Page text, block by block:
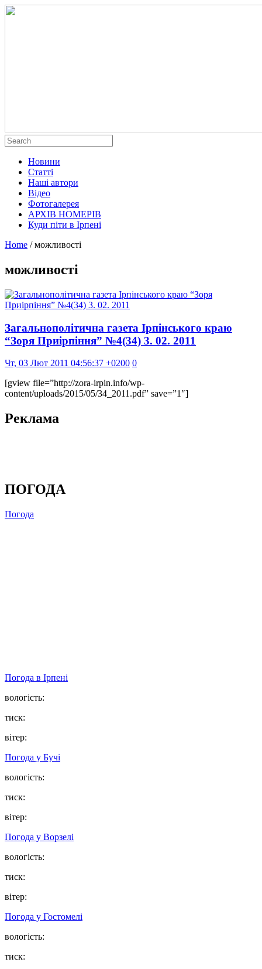
Новини
Статті
Наші автори
Відео
Фотогалерея
АРХІВ НОМЕРІВ
Куди піти в Ірпені
Home / можливості
можливості
Загальнополітична газета Ірпінського краю
“Зоря Приірпіння” №4(34) 3. 02. 2011
Чт, 03 Лют 2011 04:56:37 +0200 0
[gview file=”http://zora-irpin.info/wp-
content/uploads/2015/05/34_2011.pdf” save=”1″]
Реклама
ПОГОДА
Погода
Погода в Ірпені
вологість:
тиск:
вітер:
Погода у Бучі
вологість:
тиск:
вітер:
Погода у Ворзелі
вологість:
тиск:
вітер:
Погода у Гостомелі
вологість:
тиск: